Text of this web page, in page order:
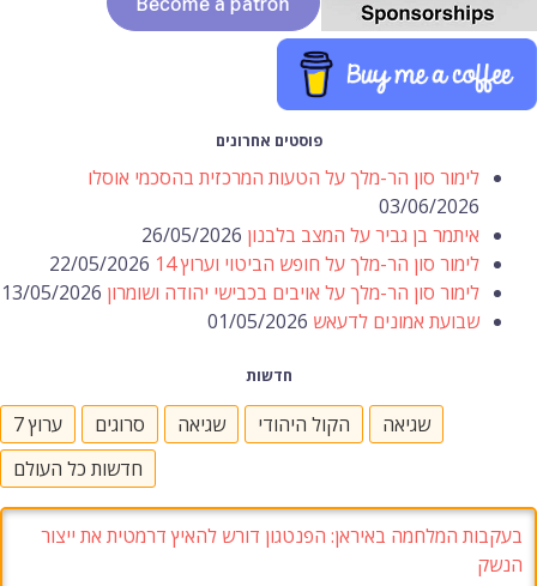
פוסטים אחרונים
לימור סון הר-מלך על הטעות המרכזית בהסכמי אוסלו
03/06/2026
איתמר בן גביר על המצב בלבנון 26/05/2026
לימור סון הר-מלך על חופש הביטוי וערוץ 14
22/05/2026
לימור סון הר-מלך על אויבים בכבישי יהודה ושומרון 13/05/2026
שבועת אמונים לדעאש 01/05/2026
חדשות
ערוץ 7 סרוגים שגיאה הקול היהודי
שגיאה
חדשות כל העולם
בעקבות המלחמה באיראן: הפנטגון דורש להאיץ דרמטית את ייצור
הנשק